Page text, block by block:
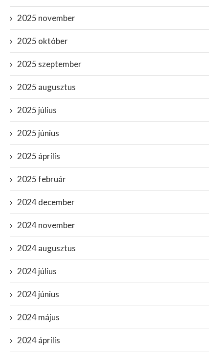
2025 november
2025 október
2025 szeptember
2025 augusztus
2025 július
2025 június
2025 április
2025 február
2024 december
2024 november
2024 augusztus
2024 július
2024 június
2024 május
2024 április